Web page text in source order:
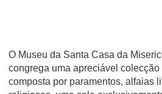
O Museu da Santa Casa da
congrega uma apreciável colecção
composta por paramentos, alfaias